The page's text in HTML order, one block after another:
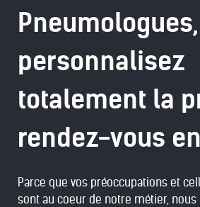
Pneumologues,
personnalisez
totalement la
rendez-vous
Parce que vos préoccupations et
sont au coeur de notre métier,